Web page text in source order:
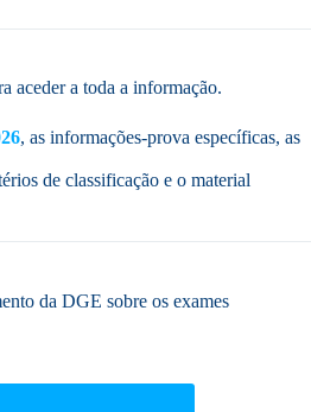
aceder a toda a informação.
, as informações-prova específicas, as
de classificação e o material
da DGE sobre os exames